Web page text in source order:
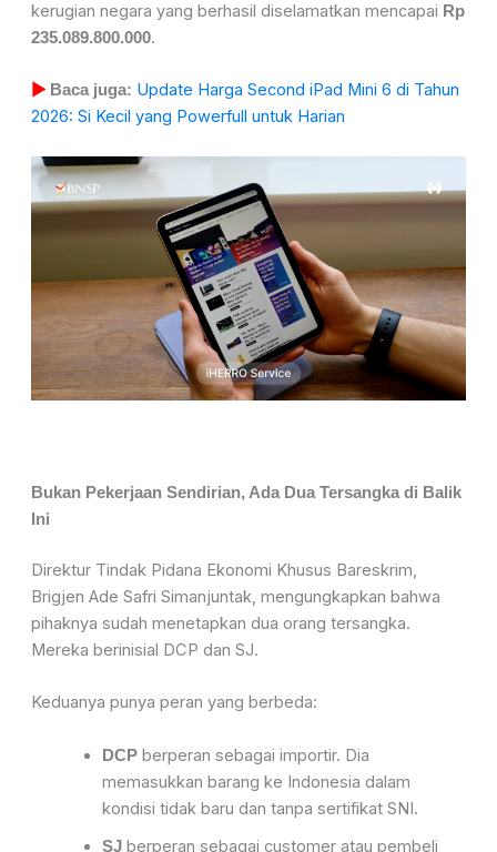
kerugian negara yang berhasil diselamatkan mencapai Rp
235.089.800.000.
▶Baca juga: Update Harga Second iPad Mini 6 di Tahun
2026: Si Kecil yang Powerfull untuk Harian
Bukan Pekerjaan Sendirian, Ada Dua Tersangka di Balik
Ini
Direktur Tindak Pidana Ekonomi Khusus Bareskrim,
Brigjen Ade Safri Simanjuntak, mengungkapkan bahwa
pihaknya sudah menetapkan dua orang tersangka.
Mereka berinisial DCP dan SJ.
Keduanya punya peran yang berbeda:
DCPberperan sebagai importir. Dia
memasukkan barang ke Indonesia dalam
kondisi tidak baru dan tanpa sertifikat SNI.
SJberperan sebagai customer atau pembeli